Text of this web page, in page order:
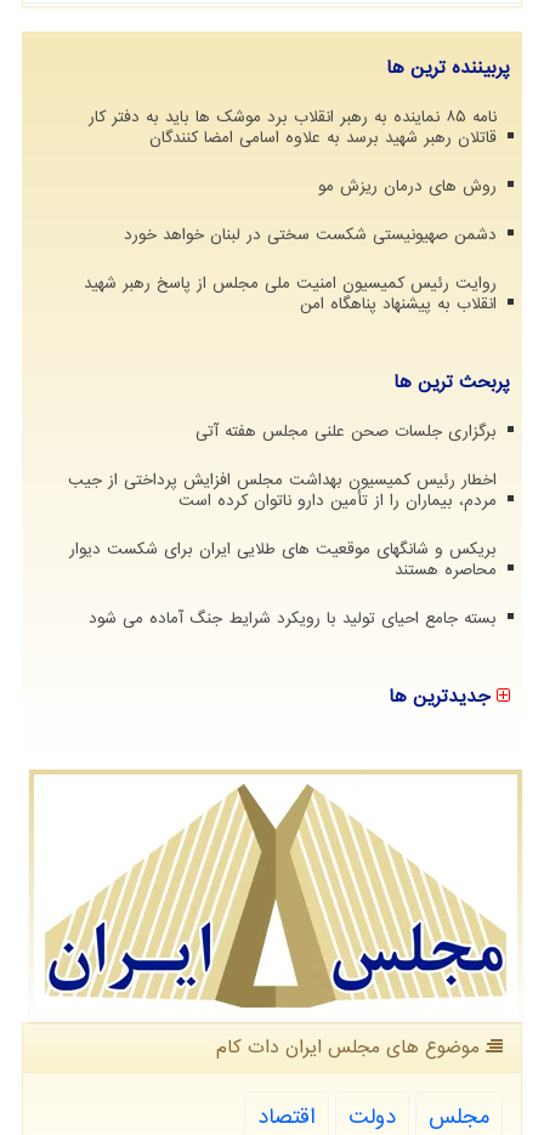
پربیننده ترین ها
نامه ۸۵ نماینده به رهبر انقلاب برد موشک ها باید به دفتر کار
قاتلان رهبر شهید برسد به علاوه اسامی امضا کنندگان
روش های درمان ریزش مو
دشمن صهیونیستی شکست سختی در لبنان خواهد خورد
روایت رئیس کمیسیون امنیت ملی مجلس از پاسخ رهبر شهید
انقلاب به پیشنهاد پناهگاه امن
پربحث ترین ها
برگزاری جلسات صحن علنی مجلس هفته آتی
اخطار رئیس کمیسیون بهداشت مجلس افزایش پرداختی از جیب
مردم، بیماران را از تأمین دارو ناتوان کرده است
بریکس و شانگهای موقعیت های طلایی ایران برای شکست دیوار
محاصره هستند
بسته جامع احیای تولید با رویکرد شرایط جنگ آماده می شود
جدیدترین ها
موضوع های مجلس ایران دات كام
مجلس دولت
اقتصاد